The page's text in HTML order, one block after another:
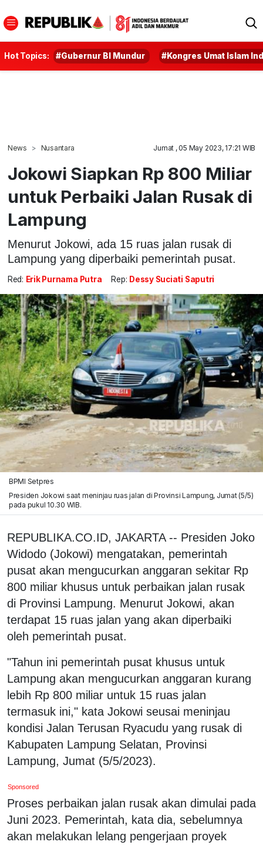
Hot Topics: #Gubernur BI Mundur #Kongres Umat Islam
News Nusantara Jumat , 05 May 2023, 17:21 WIB
Jokowi Siapkan Rp 800 Miliar
untuk Perbaiki Jalan Rusak di
Lampung
Menurut Jokowi, ada 15 ruas jalan rusak di
Lampung yang diperbaiki pemerintah pusat.
Red: Erik Purnama Putra Rep: Dessy Suciati Saputri
BPMI Setpres
Presiden Jokowi saat meninjau ruas jalan di Provinsi Lampung, Jumat (5/5)
pada pukul 10.30 WIB.
REPUBLIKA.CO.ID, JAKARTA -- Presiden Joko
Widodo (Jokowi) mengatakan, pemerintah
pusat akan mengucurkan anggaran sekitar Rp
800 miliar khusus untuk perbaikan jalan rusak
di Provinsi Lampung. Menurut Jokowi, akan
terdapat 15 ruas jalan yang akan diperbaiki
oleh pemerintah pusat.
"Tahun ini pemerintah pusat khusus untuk
Lampung akan mengucurkan anggaran kurang
lebih Rp 800 miliar untuk 15 ruas jalan
termasuk ini," kata Jokowi seusai meninjau
kondisi Jalan Terusan Ryacudu yang rusak di
Kabupaten Lampung Selatan, Provinsi
Lampung, Jumat (5/5/2023).
Sponsored
Proses perbaikan jalan rusak akan dimulai pada
Juni 2023. Pemerintah, kata dia, sebelumnya
akan melakukan lelang pengerjaan proyek